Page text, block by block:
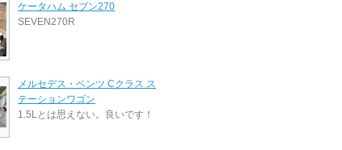
ケータハム セブン270
SEVEN270R
メルセデス・ベンツ Cクラス ス
テーションワゴン
1.5Lとは思えない。良いです！